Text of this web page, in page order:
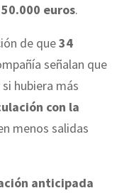
euros.
de que34
señalan que
hubiera más
con la
menos salidas
anticipada